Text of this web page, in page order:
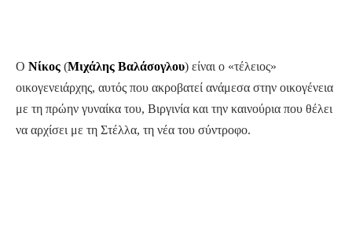
Ο Νίκος (Μιχάλης Βαλάσογλου) είναι ο «τέλειος»
οικογενειάρχης, αυτός που ακροβατεί ανάμεσα στην οικογένεια
με τη πρώην γυναίκα του, Βιργινία και την καινούρια που θέλει
να αρχίσει με τη Στέλλα, τη νέα του σύντροφο.